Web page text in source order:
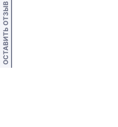
ОСТАВИТЬ ОТЗЫВ